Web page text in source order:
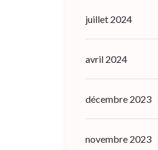
juillet 2024
avril 2024
décembre 2023
novembre 2023